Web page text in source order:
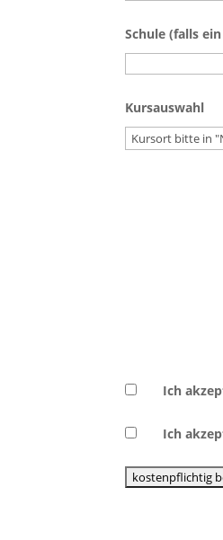
Schule (falls
Kursauswahl
Ich
Ich